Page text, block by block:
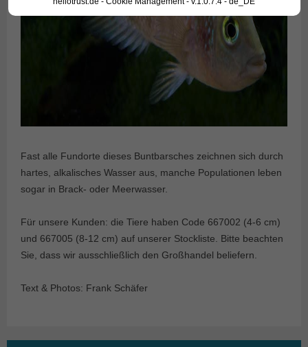
Fast alle Fundorte dieses Buntbarsches zeichnen sich durch
hartes, alkalisches Wasser aus, manche Populationen leben
sogar in Brack- oder Meerwasser.
Für unsere Kunden: die Tiere haben Code 667002 (4-6 cm)
und 667005 (8-12 cm) auf unserer Stockliste. Bitte beachten
Sie, dass wir ausschließlich den Großhandel beliefern.
Text & Photos: Frank Schäfer